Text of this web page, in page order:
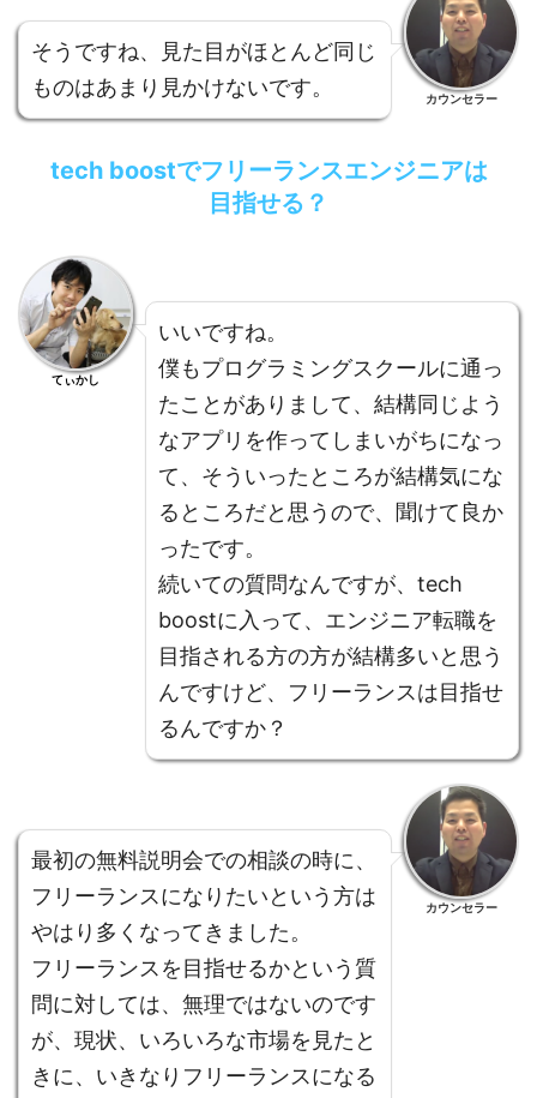
そうですね、見た目がほとんど同じ
ものはあまり見かけないです。
カウンセラー
tech boostでフリーランスエンジニアは
目指せる？
てぃかし
いいですね。
僕もプログラミングスクールに通っ
たことがありまして、結構同じよう
なアプリを作ってしまいがちになっ
て、そういったところが結構気にな
るところだと思うので、聞けて良か
ったです。
続いての質問なんですが、tech
boostに入って、エンジニア転職を
目指される方の方が結構多いと思う
んですけど、フリーランスは目指せ
るんですか？
最初の無料説明会での相談の時に、
フリーランスになりたいという方は
やはり多くなってきました。
フリーランスを目指せるかという質
問に対しては、無理ではないのです
が、現状、いろいろな市場を見たと
きに、いきなりフリーランスになる
カウンセラー